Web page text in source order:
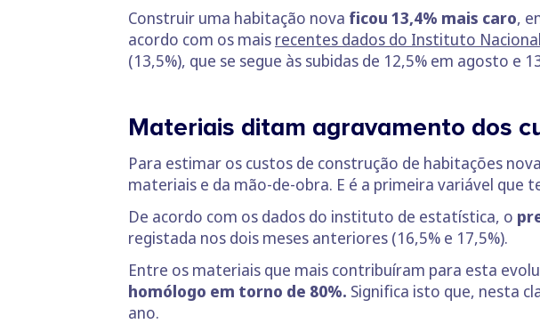
Construir uma habitação nova ficou 13,4% mais caro,
acordo com os mais recentes dados do Instituto
(13,5%), que se segue às subidas de 12,5% em agosto e
Materiais ditam agravamento dos
Para estimar os custos de construção de habitações
materiais e da mão-de-obra. E é a primeira variável
De acordo com os dados do instituto de estatística, o
registada nos dois meses anteriores (16,5% e 17,5%).
Entre os materiais que mais contribuíram para esta
homólogo em torno de 80%. Significa isto que, nesta
ano.